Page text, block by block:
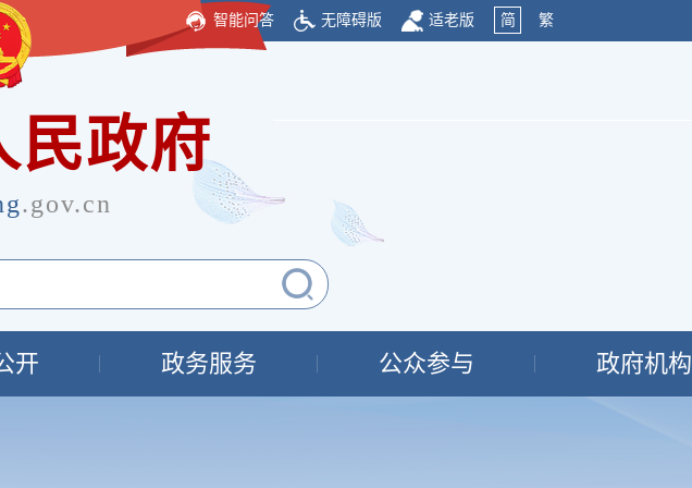
智能问答 无障碍版 适老版 简 繁
民政府
.gov.cn
开 政务服务 公众参与 政府机构